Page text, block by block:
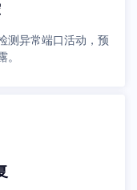
测异常端口活动，预
。